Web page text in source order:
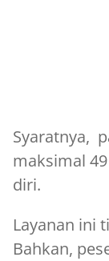
Syaratnya,
maksimal
diri.
Layanan ini
Bahkan,